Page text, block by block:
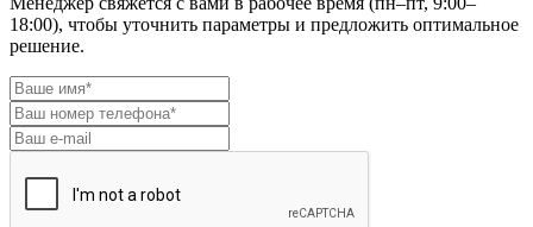
18:00), чтобы уточнить параметры и предложить оптимальное
решение.